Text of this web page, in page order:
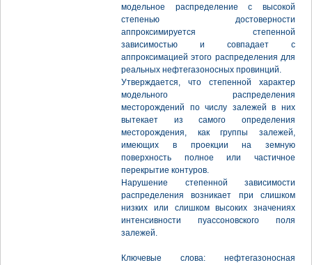
модельное распределение с высокой
степенью достоверности
аппроксимируется степенной
зависимостью и совпадает с
аппроксимацией этого распределения для
реальных нефтегазоносных провинций.
Утверждается, что степенной характер
модельного распределения
месторождений по числу залежей в них
вытекает из самого определения
месторождения, как группы залежей,
имеющих в проекции на земную
поверхность полное или частичное
перекрытие контуров.
Нарушение степенной зависимости
распределения возникает при слишком
низких или слишком высоких значениях
интенсивности пуассоновского поля
залежей.
Ключевые слова: нефтегазоносная